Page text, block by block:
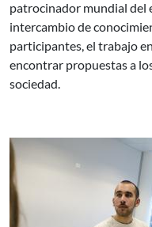
patrocinador mundial del
intercambio de
participantes, el trabajo
encontrar propuestas a
sociedad.